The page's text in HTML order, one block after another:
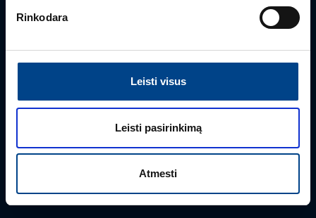
Rinkodara
Leisti visus
Leisti pasirinkimą
Atmesti
Įmonė